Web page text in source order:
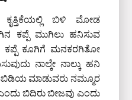
ಬಿಳಿ ಮೋಡ
ಕಪ್ಪೆ ಮುಗಿಲು ಹನಿಸುವ
ಕಪ್ಪೆ ಕೂಗಿಗೆ ಮನಕರಗಿತೋ
ನಾಲ್ಕೇ ನಾಲ್ಕು ಹನಿ
ಮಾಡುವರು ನಮ್ಮೂರ
ಬಿದಿರು ಬೀಜವು ಎಂದು